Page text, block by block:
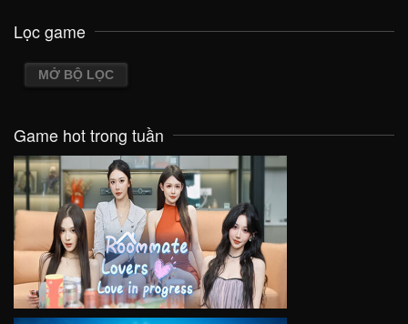
Lọc game
MỞ BỘ LỌC
Game hot trong tuần
VIEW